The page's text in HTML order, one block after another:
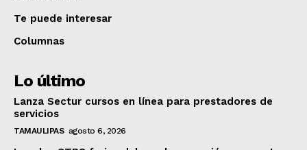
Te puede interesar
Columnas
Lo último
Lanza Sectur cursos en línea para prestadores de
servicios
TAMAULIPAS agosto 6, 2026